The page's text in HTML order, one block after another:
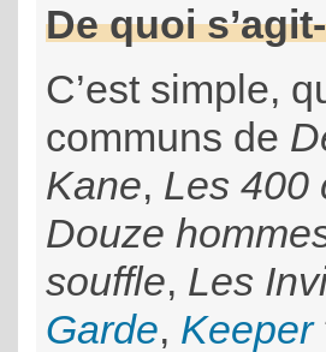
De quoi
C’est simple,
communs de
Kane, Les 400
Douze
souffle, Les
Garde, Keeper